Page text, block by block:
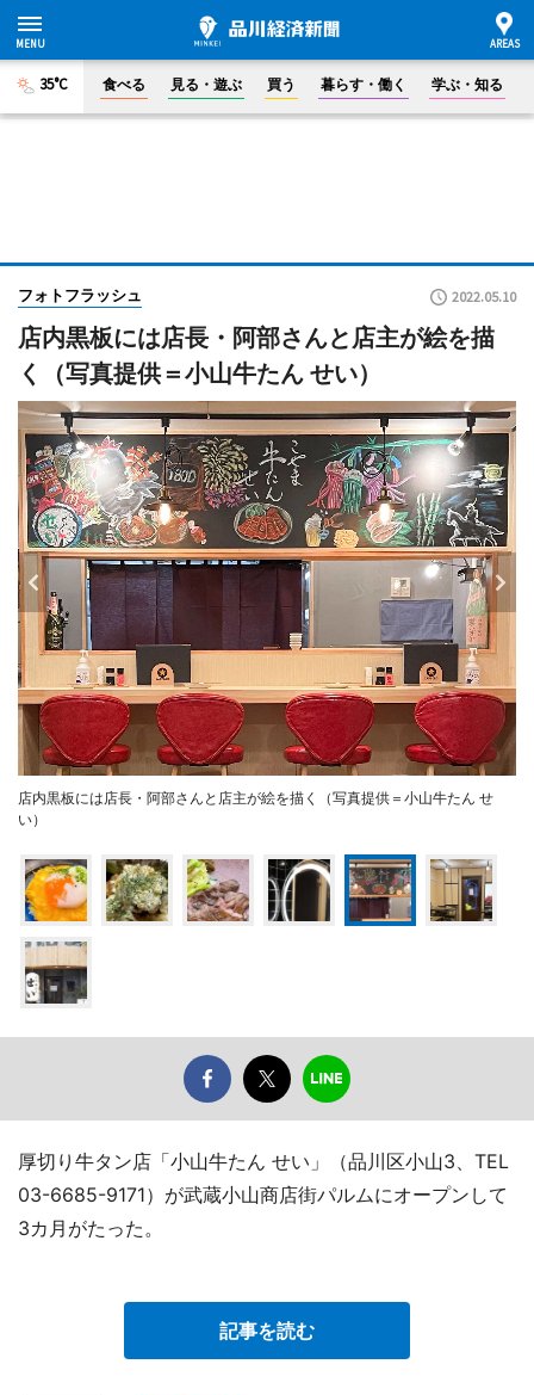
35°C 食べる 見る・遊ぶ 買う 暮らす・働く 学ぶ・知る
フォトフラッシュ 2022.05.10
店内黒板には店長・阿部さんと店主が絵を描
く（写真提供＝小山牛たん せい）
店内黒板には店長・阿部さんと店主が絵を描く（写真提供＝小山牛たん せ
い）
厚切り牛タン店「小山牛たん せい」（品川区小山3、TEL
03-6685-9171）が武蔵小山商店街パルムにオープンして
3カ月がたった。
記事を読む